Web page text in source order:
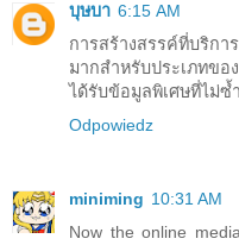
บุษบา 6:15 AM
การสร้างสรรค์ที่บริก
มากสำหรับประเภทข
ได้รับข้อมูลพิเศษที่ไม่
Odpowiedz
miniming 10:31 AM
Now the online